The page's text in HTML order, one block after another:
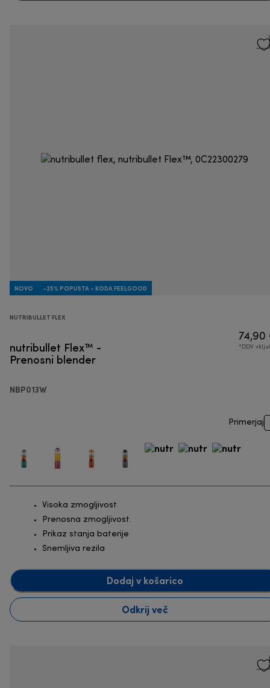
NOVO -25% POPUSTA - KODA FEELGOOD
NUTRIBULLET FLEX
nutribullet Flex™ -
Prenosni blender
NBP013W
74,90
*DDV
Primerjaj
Visoka zmogljivost.
Prenosna zmogljivost.
Prikaz stanja baterije
Snemljiva rezila
Dodaj v košarico
Odkrij več